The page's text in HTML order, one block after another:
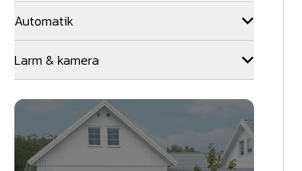
Automatik
Larm & kamera